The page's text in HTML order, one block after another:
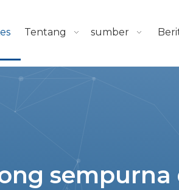
Tentang sumber